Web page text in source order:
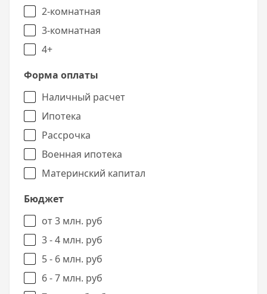
2-комнатная
3-комнатная
4+
Форма оплаты
Наличный расчет
Ипотека
Рассрочка
Военная ипотека
Материнский капитал
Бюджет
от 3 млн. руб
3 - 4 млн. руб
5 - 6 млн. руб
6 - 7 млн. руб